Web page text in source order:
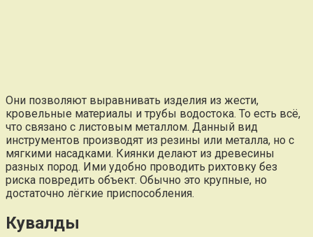
Они позволяют выравнивать изделия из жести,
кровельные материалы и трубы водостока. То есть всё,
что связано с листовым металлом. Данный вид
инструментов производят из резины или металла, но с
мягкими насадками. Киянки делают из древесины
разных пород. Ими удобно проводить рихтовку без
риска повредить объект. Обычно это крупные, но
достаточно лёгкие приспособления.
Кувалды